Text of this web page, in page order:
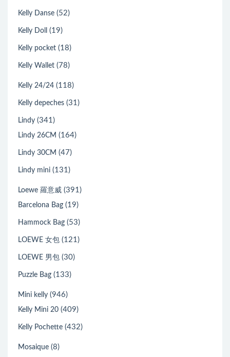
Kelly Danse (52)
Kelly Doll (19)
Kelly pocket (18)
Kelly Wallet (78)
Kelly 24/24 (118)
Kelly depeches (31)
Lindy (341)
Lindy 26CM (164)
Lindy 30CM (47)
Lindy mini (131)
Loewe 羅意威 (391)
Barcelona Bag (19)
Hammock Bag (53)
LOEWE 女包 (121)
LOEWE 男包 (30)
Puzzle Bag (133)
Mini kelly (946)
Kelly Mini 20 (409)
Kelly Pochette (432)
Mosaique (8)